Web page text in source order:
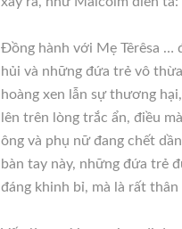
Đồng hành với Mẹ Têrêsa …
hủi và những đứa trẻ vô
hoàng xen lẫn sự thương
lên trên lòng trắc ẩn, điều
ông và phụ nữ đang chết
bàn tay này, những đứa trẻ
đáng khinh bỉ, mà là rất